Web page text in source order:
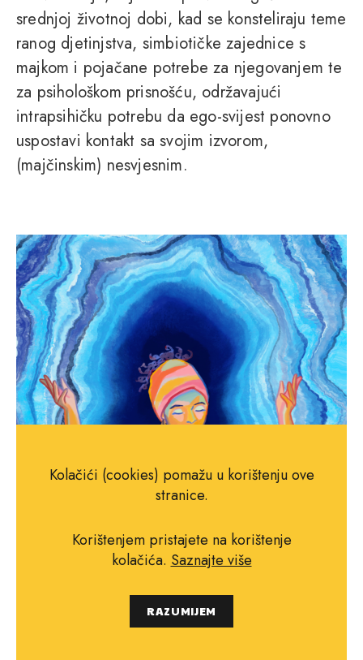
srednjoj životnoj dobi, kad se konsteliraju teme
ranog djetinjstva, simbiotičke zajednice s
majkom i pojačane potrebe za njegovanjem te
za psihološkom prisnošću, održavajući
intrapsihičku potrebu da ego-svijest ponovno
uspostavi kontakt sa svojim izvorom,
(majčinskim) nesvjesnim.
"Moglo bi se reći, barem metaforički istinito,
Kolačići (cookies) pomažu u korištenju ove
stranice.
Korištenjem pristajete na korištenje
kolačića. Saznajte više
RAZUMIJEM